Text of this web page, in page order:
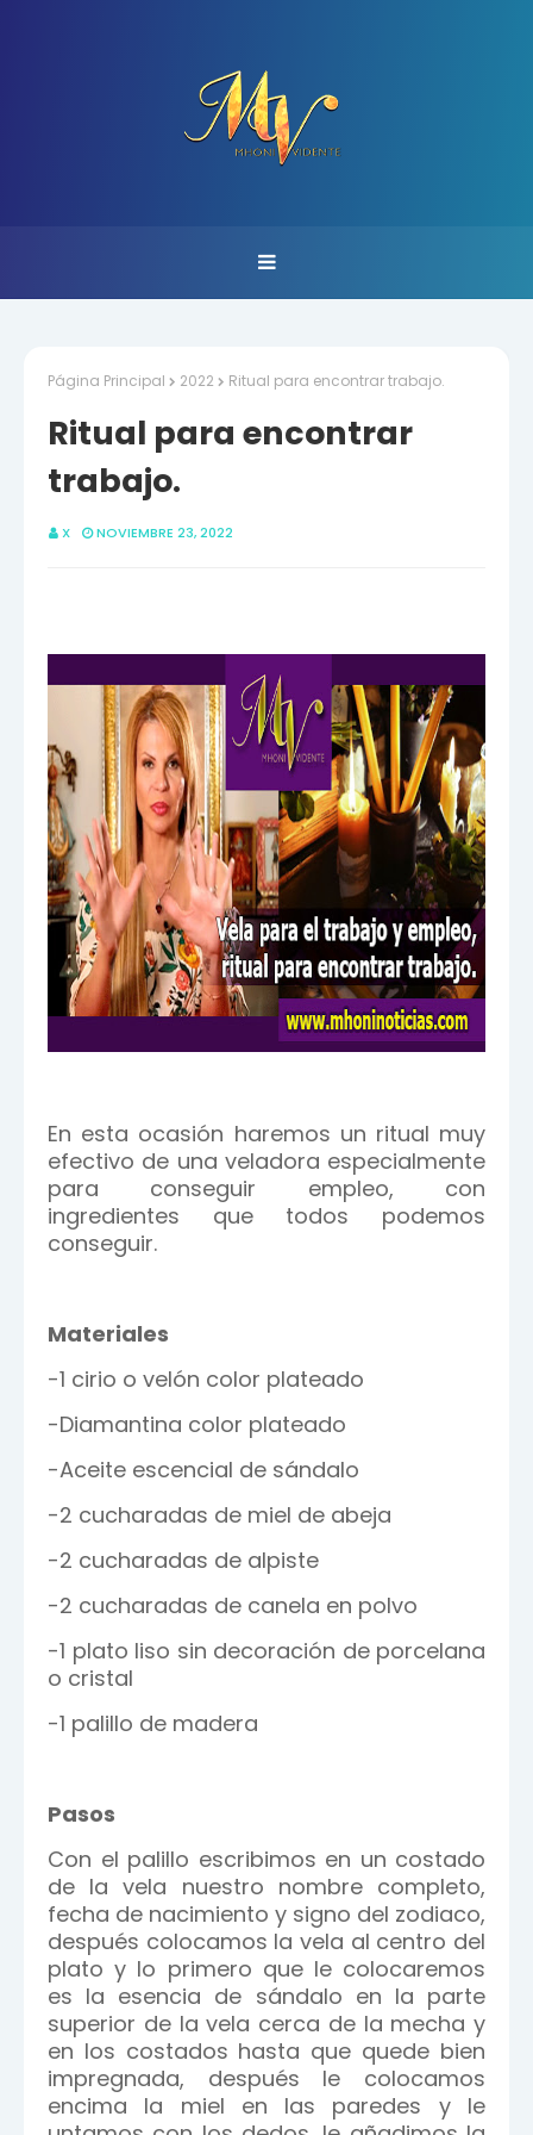
Página Principal 2022 Ritual para encontrar trabajo.
Ritual para encontrar
trabajo.
X NOVIEMBRE 23, 2022
En esta ocasión haremos un ritual muy
efectivo de una veladora especialmente
para conseguir empleo, con
ingredientes que todos podemos
conseguir.
Materiales
-1 cirio o velón color plateado
-Diamantina color plateado
-Aceite escencial de sándalo
-2 cucharadas de miel de abeja
-2 cucharadas de alpiste
-2 cucharadas de canela en polvo
-1 plato liso sin decoración de porcelana
o cristal
-1 palillo de madera
Pasos
Con el palillo escribimos en un costado
de la vela nuestro nombre completo,
fecha de nacimiento y signo del zodiaco,
después colocamos la vela al centro del
plato y lo primero que le colocaremos
es la esencia de sándalo en la parte
superior de la vela cerca de la mecha y
en los costados hasta que quede bien
impregnada, después le colocamos
encima la miel en las paredes y le